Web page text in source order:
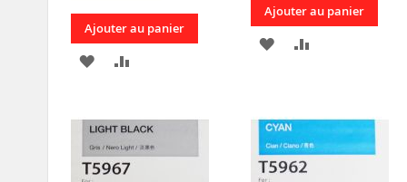
Ajouter au panier
AJOUTER
MA
LISTE
COMPARATEUR
Ajouter au panier
AJOUTER
LISTE
D’ENVIE